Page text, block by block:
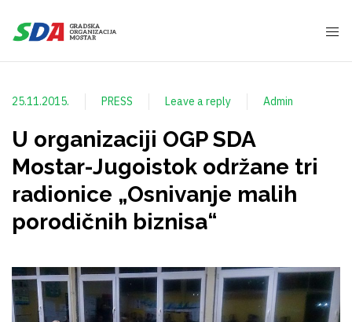
25.11.2015. PRESS Leave a reply Admin
U organizaciji OGP SDA
Mostar-Jugoistok održane tri
radionice „Osnivanje malih
porodičnih biznisa“